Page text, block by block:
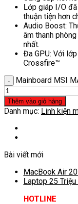
Lớp giáp I/O
thuận tiện hơn
Audio Boost:
âm thanh
nhất.
Đa GPU: Với
Crossfire™
Mainboard MSI
Thêm vào giỏ hàng
Danh mục: Linh kiện
Bài viết mới
MacBook Air
Laptop 25
HOTLINE